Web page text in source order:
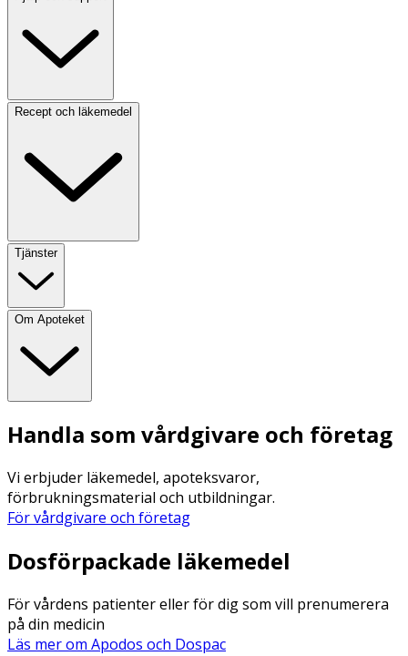
Recept och läkemedel
Tjänster
Om Apoteket
Handla som vårdgivare och företag
Vi erbjuder läkemedel, apoteksvaror,
förbrukningsmaterial och utbildningar.
För vårdgivare och företag
Dosförpackade läkemedel
För vårdens patienter eller för dig som vill prenumerera
på din medicin
Läs mer om Apodos och Dospac